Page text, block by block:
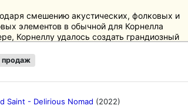
смешению акустических, фолковых и
элементов в обычной для Корнелла
Корнеллу удалось создать грандиозный
вы можете еще раз познакомиться с его
продаж
Saint - Delirious Nomad (2022)